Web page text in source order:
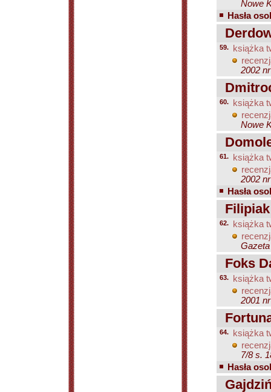
Nowe
Hasła
59.
książka
2002
60.
książka
Nowe
61.
książka
2002
Hasła
62.
książka
Foks
63.
książka
2001
64.
książka
7/8 s.
Hasła